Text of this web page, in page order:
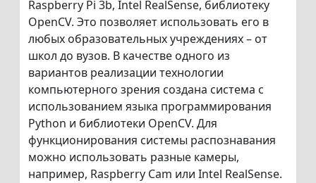
Raspberry Pi 3b, Intel RealSense, библиотеку
OpenCV. Это позволяет использовать его в
любых образовательных учреждениях – от
школ до вузов. В качестве одного из
вариантов реализации технологии
компьютерного зрения создана система с
использованием языка программирования
Python и библиотеки OpenCV. Для
функционирования системы распознавания
можно использовать разные камеры,
например, Raspberry Cam или Intel RealSense.